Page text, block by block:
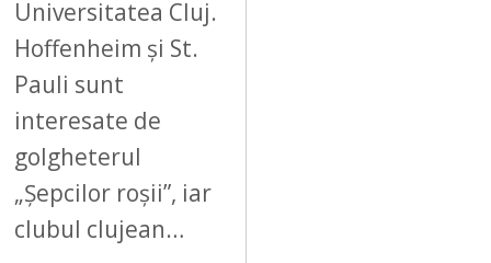
Universitatea Cluj.
Hoffenheim și St.
Pauli sunt
interesate de
golgheterul
„Șepcilor roșii”, iar
clubul clujean…